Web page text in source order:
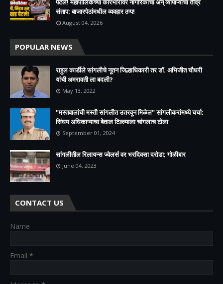
पेटले! महापालिकेच्या कारभारावर नागरिकांचा अन् व्यापाऱ्यांचा तीव्र
संताप; बाजारपेठांमधील व्यवहार ठप्प!​
August 04, 2026
POPULAR NEWS
राहुल कार्डीले सांगलीचे नूतन जिल्हाधिकारी तर डॉ. अभिजीत चौधरी
यांची अमरावती ला बदली?
May 13, 2022
"मस्तवालांची मस्ती सांगलीत उतरवून मिळेल" सांगलीकरांमध्ये चर्चा;
सिंघम अधिकाऱ्याचा बेताल टिल्ल्याला चांगलाच टोला
September 01, 2024
सांगलीतील रिलायन्स ज्वेलर्स वर भरदिवसा दरोडा; गोळीबार
June 04, 2023
CONTACT US
Name
Email *